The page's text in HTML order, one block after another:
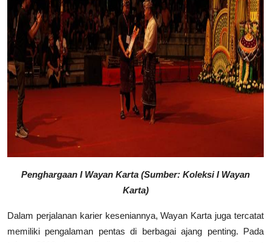
Penghargaan I Wayan Karta (Sumber: Koleksi I Wayan
Karta)
Dalam perjalanan karier keseniannya, Wayan Karta juga tercatat
memiliki pengalaman pentas di berbagai ajang penting. Pada